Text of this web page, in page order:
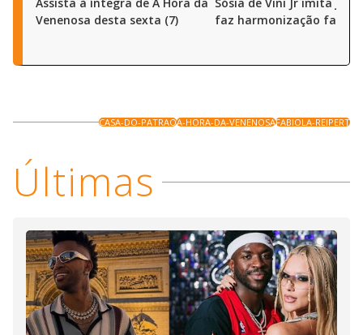
Venenosa desta sexta (7)
faz harmonização facial
CASA-DO-PATRAOA-HORA-DA-VENENOSAFABIOLA-REIPERT
Últimas